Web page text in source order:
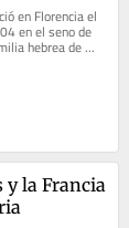
en Florencia el
en el seno de
hebrea de
El joven
y la Francia